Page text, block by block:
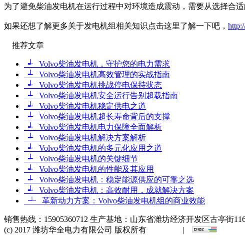
为了避免柴油发电机在运行过程中对环境造成震动，需要从选择合
如果还想了解更多关于发电机组相关知识点击这里了解一下吧，
推荐文章
┵ Volvo柴油发电机，守护您的电力需求
┵ Volvo柴油发电机高效管理的实战指南
┵ Volvo柴油发电机挑战停电保持状态
┵ Volvo柴油发电机安全运行告别超载指南
┵ Volvo柴油发电机稳定供电之道
┵ Volvo柴油发电机超长寿命背后的支撑
┵ Volvo柴油发电机电力保障全面解析
┵ Volvo柴油发电机解决方案解析
┵ Volvo柴油发电机的多元化应用之道
┵ Volvo柴油发电机的关键细节
┵ Volvo柴油发电机的性能及其应用
┵ Volvo柴油发电机：稳定能源供应的可靠之选
┵ Volvo柴油发电机：高效耐用，成就解决方案
┵ 革新动力方案：Volvo柴油发电机组的商业效能
销售热线：15905360712 生产基地：山东省潍坊经济开发区古亭街
(c) 2017 潍坊华全电力有限公司 版权所有
|